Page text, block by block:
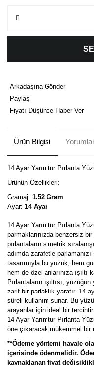
Arkadaşına Gönder
Paylaş
Fiyatı Düşünce Haber Ver
Ürün Bilgisi
14 Ayar Yarımtur Pırlanta
Ürünün Özellikleri:
Gramaj: 1.52 Gram
Ayar: 14 Ayar
14 Ayar Yarımtur Pırlanta
parmaklarınızda benzersiz bir
pırlantaların simetrik
adımda zarafetle
tasarımıyla bu yüzük, hem
hem de özel anlarınıza ışıltı
Pırlantaların ışıltısı,
zarif bir parlaklık yaratır. 14
süreli kullanım sunar. Bu
arayanlar için ideal bir tercihtir.
14 Ayar Yarımtur Pırlanta
öne çıkaracak mükemmel bir
**Ödeme yöntemi havale
içerisinde ödenmelidir.
kaynaklanan fiyat